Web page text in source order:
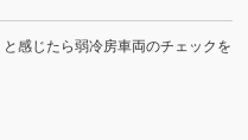
と感じたら弱冷房車両のチェックを